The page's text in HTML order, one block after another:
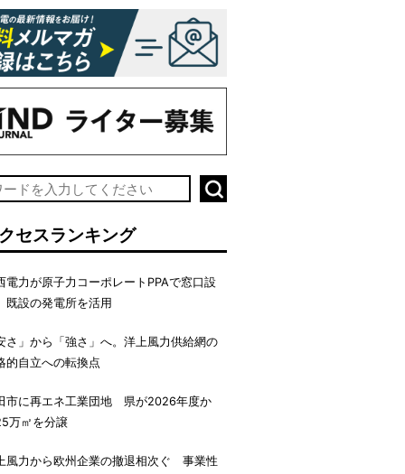
セスランキング
電力が原子力コーポレートPPAで窓口設
既設の発電所を活用
さ」から「強さ」へ。洋上風力供給網の
的自立への転換点
市に再エネ工業団地 県が2026年度か
万㎡を分譲
風力から欧州企業の撤退相次ぐ 事業性